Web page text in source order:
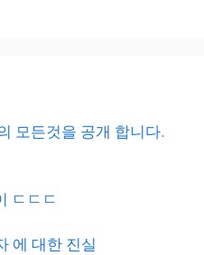
모든것을 공개 합니다.
ㄷㄷㄷ
에 대한 진실